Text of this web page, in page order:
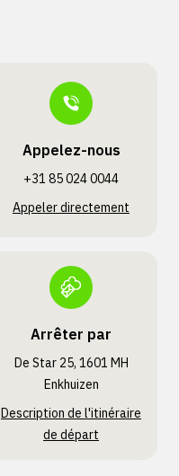
Appelez-nous
+31 85 024 0044
Appeler directement
Arrêter par
De Star 25, 1601 MH
Enkhuizen
Description de l'itinéraire
de départ